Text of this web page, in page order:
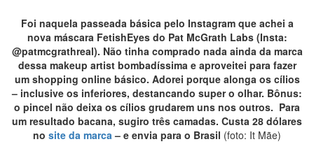
Foi naquela passeada básica pelo Instagram que achei a
nova máscara FetishEyes do Pat McGrath Labs (Insta:
@patmcgrathreal). Não tinha comprado nada ainda da marca
dessa makeup artist bombadíssima e aproveitei para fazer
um shopping online básico. Adorei porque alonga os cílios
– inclusive os inferiores, destancando super o olhar. Bônus:
o pincel não deixa os cílios grudarem uns nos outros. Para
um resultado bacana, sugiro três camadas. Custa 28 dólares
no site da marca– e envia para o Brasil (foto: It Mãe)